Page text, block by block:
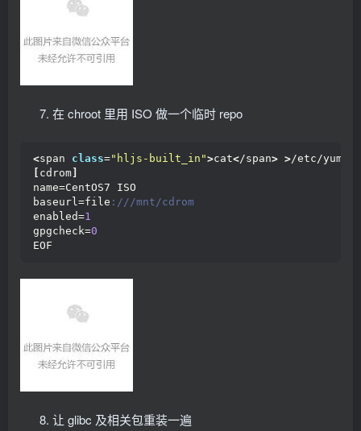
在 chroot 里用 ISO 做一个临时 repo
<span class="hljs-built_in">cat</span> >/etc/yum.
cdrom
name=CentOS7 ISO
baseurl=file :///mnt/cdrom
enabled=1
gpgcheck=0
EOF
让 glibc 及相关包重装一遍